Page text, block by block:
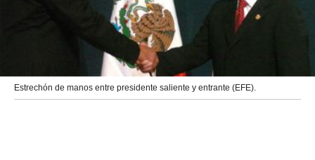
Estrechón de manos entre presidente saliente y entrante (EFE).